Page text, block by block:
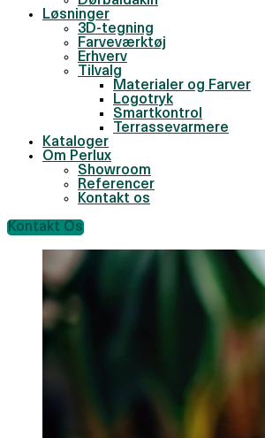
Løsninger
3D-tegning
Farveværktøj
Erhverv
Tilvalg
Materialer og Farver
Logotryk
Smartkontrol
Terrassevarmere
Kataloger
Om Perlux
Showroom
Referencer
Kontakt os
Kontakt Os